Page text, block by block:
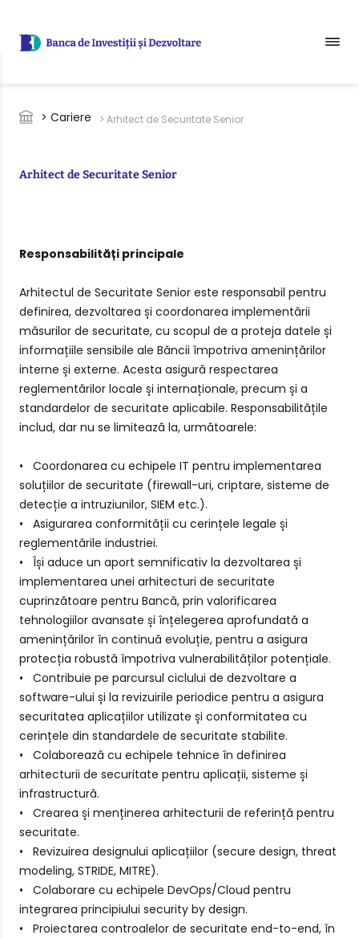
Breadcrumb
> Cariere > Arhitect de Securitate Senior
Arhitect de Securitate Senior
Responsabilități principale
Arhitectul de Securitate Senior este responsabil pentru
definirea, dezvoltarea și coordonarea implementării
măsurilor de securitate, cu scopul de a proteja datele și
informațiile sensibile ale Băncii împotriva amenințărilor
interne și externe. Acesta asigură respectarea
reglementărilor locale și internaționale, precum și a
standardelor de securitate aplicabile. Responsabilitățile
includ, dar nu se limitează la, următoarele:
• Coordonarea cu echipele IT pentru implementarea
soluțiilor de securitate (firewall-uri, criptare, sisteme de
detecție a intruziunilor, SIEM etc.).
• Asigurarea conformității cu cerințele legale și
reglementările industriei.
• Își aduce un aport semnificativ la dezvoltarea și
implementarea unei arhitecturi de securitate
cuprinzătoare pentru Bancă, prin valorificarea
tehnologiilor avansate și înțelegerea aprofundată a
amenințărilor în continuă evoluție, pentru a asigura
protecția robustă împotriva vulnerabilităților potențiale.
• Contribuie pe parcursul ciclului de dezvoltare a
software-ului și la revizuirile periodice pentru a asigura
securitatea aplicațiilor utilizate și conformitatea cu
cerințele din standardele de securitate stabilite.
• Colaborează cu echipele tehnice în definirea
arhitecturii de securitate pentru aplicații, sisteme și
infrastructură.
• Crearea și menținerea arhitecturii de referință pentru
securitate.
• Revizuirea designului aplicațiilor (secure design, threat
modeling, STRIDE, MITRE).
• Colaborare cu echipele DevOps/Cloud pentru
integrarea principiului security by design.
• Proiectarea controalelor de securitate end-to-end, în